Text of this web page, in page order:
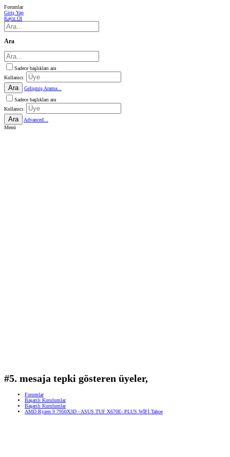
Forumlar
Giriş Yap
Kayıt Ol
Ara
Sadece başlıkları ara
Kullanıcı:
Ara
Gelişmiş Arama...
Sadece başlıkları ara
Kullanıcı:
Ara
Advanced...
Menü
#5. mesaja tepki gösteren üyeler,
Forumlar
Başarılı Kurulumlar
Başarılı Kurulumlar
AMD Ryzen 9 7950X3D - ASUS TUF X670E- PLUS WİFİ Tahoe